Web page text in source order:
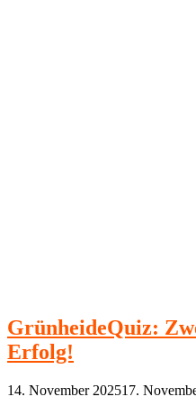
GrünheideQuiz:
Erfolg!
14. November 202517.